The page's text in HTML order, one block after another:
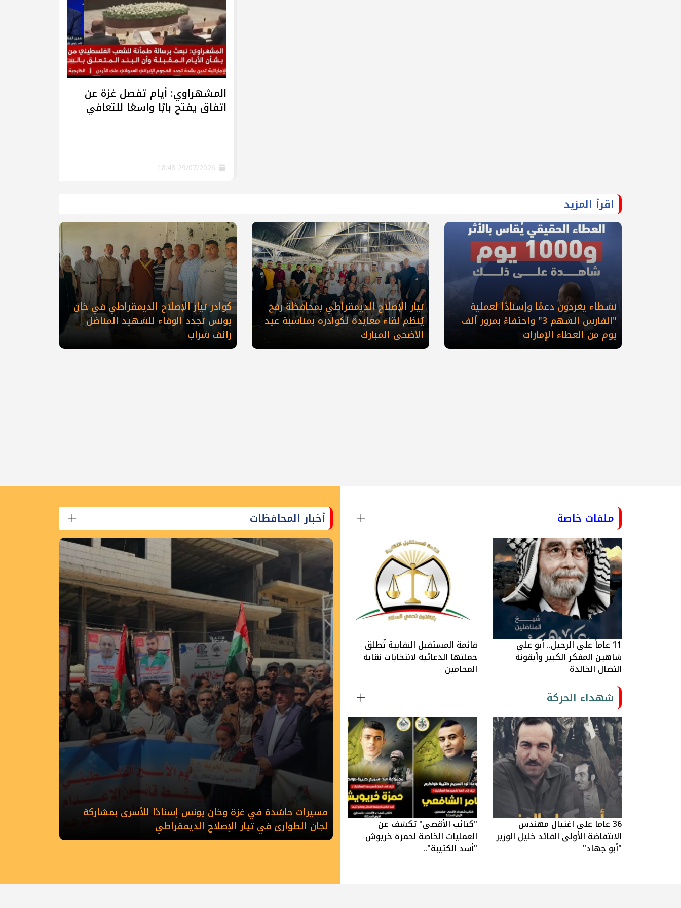
المشهراوي: أيام تفصل غزة عن
اتفاق يفتح بابًا واسعًا للتعافي
اقرأ المزيد
نشطاء يغردون دعمًا وإسنادًا لعملية
"الفارس الشهم 3" واحتفاءً بمرور ألف
يوم من العطاء الإمارات
تيار الإصلاح الديمقراطي بمحافظة رفح
يُنظم لقاء معايدة لكوادره بمناسبة عيد
الأضحى المبارك
كوادر تيار الإصلاح الديمقراطي في خان
يونس تجدد الوفاء للشهيد المناضل
رائف شراب
ملفات خاصة
11 عاماً على الرحيل.. أبو علي
شاهين المفكر الكبير وأيقونة
النضال الخالدة
قائمة المستقبل النقابية تُطلق
حملتها الدعائية لانتخابات نقابة
المحامين
شهداء الحركة
36 عاما على اغتيال مهندس
الانتفاضة الأولى القائد خليل الوزير
"أبو جهاد"
"كتائب الأقصى" تكشف عن
العمليات الخاصة لحمزة خريوش
"أسد الكتيبة"..
أخبار المحافظات
مسيرات حاشدة في غزة وخان يونس إسنادًا للأسرى بمشاركة
لجان الطوارئ في تيار الإصلاح الديمقراطي